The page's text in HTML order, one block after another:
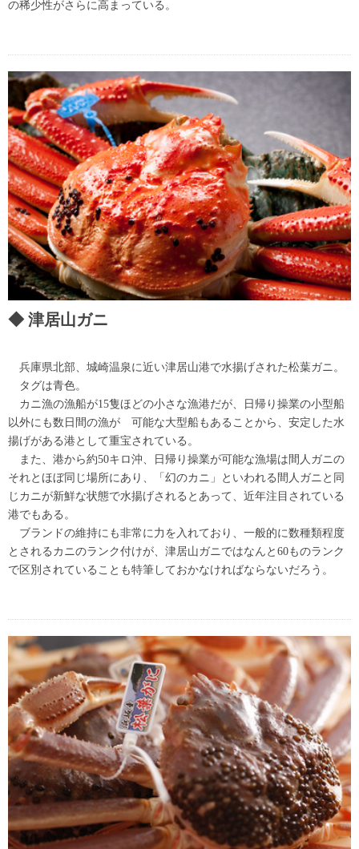
の稀少性がさらに高まっている。
津居山ガニ
兵庫県北部、城崎温泉に近い津居山港で水揚げされた松葉ガニ。
タグは青色。
カニ漁の漁船が15隻ほどの小さな漁港だが、日帰り操業の小型船
以外にも数日間の漁が 可能な大型船もあることから、安定した水
揚げがある港として重宝されている。
また、港から約50キロ沖、日帰り操業が可能な漁場は間人ガニの
それとほぼ同じ場所にあり、「幻のカニ」といわれる間人ガニと同
じカニが新鮮な状態で水揚げされるとあって、近年注目されている
港でもある。
ブランドの維持にも非常に力を入れており、一般的に数種類程度
とされるカニのランク付けが、津居山ガニではなんと60ものランク
で区別されていることも特筆しておかなければならないだろう。